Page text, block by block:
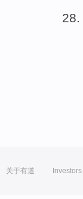
关于有道 Investors